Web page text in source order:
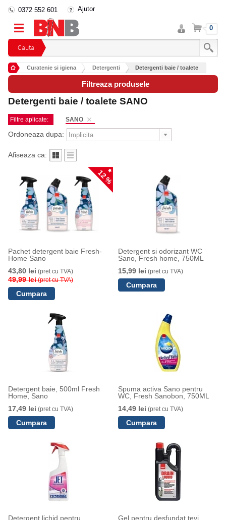
Cauta
0372 552 601 Ajutor
Intra
in
cont
Cos 0
Curatenie si igiena Detergenti Detergenti baie / toalete
Filtreaza produsele
Detergenti baie / toalete SANO
Filtre aplicate: SANO
Ordoneaza dupa:
Afiseaza ca:
12 %
Pachet detergent baie Fresh-
Home Sano
43,80 lei (pret cu TVA)
49,99 lei(pret cu TVA)
Detergent si odorizant WC
Sano, Fresh home, 750ML
15,99 lei (pret cu TVA)
Detergent baie, 500ml Fresh
Home, Sano
17,49 lei (pret cu TVA)
Spuma activa Sano pentru
WC, Fresh Sanobon, 750ML
14,49 lei (pret cu TVA)
Detergent lichid pentru
Gel pentru desfundat tevi